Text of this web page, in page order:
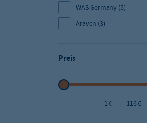
WAS Germany (5)
Araven (3)
Preis
1 € - 116 €